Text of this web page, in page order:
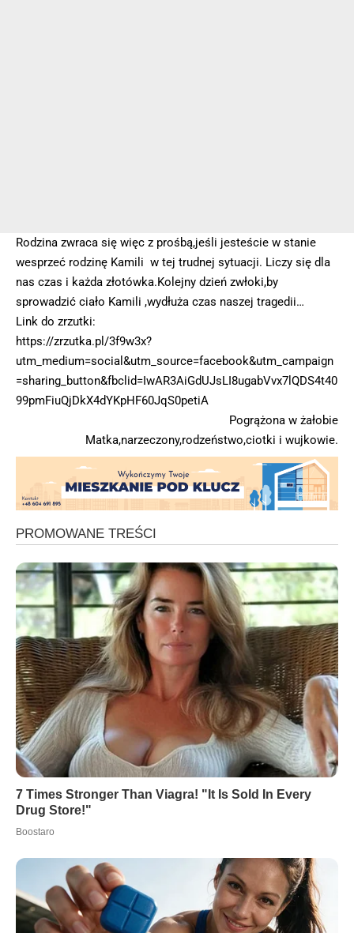
Rodzina zwraca się więc z prośbą,jeśli jesteście w stanie
wesprzeć rodzinę Kamili w tej trudnej sytuacji. Liczy się dla
nas czas i każda złotówka.Kolejny dzień zwłoki,by
sprowadzić ciało Kamili ,wydłuża czas naszej tragedii…
Link do zrzutki:
https://zrzutka.pl/3f9w3x?
utm_medium=social&utm_source=facebook&utm_campaign
=sharing_button&fbclid=IwAR3AiGdUJsLI8ugabVvx7lQDS4t40
99pmFiuQjDkX4dYKpHF60JqS0petiA
Pogrążona w żałobie
Matka,narzeczony,rodzeństwo,ciotki i wujkowie.